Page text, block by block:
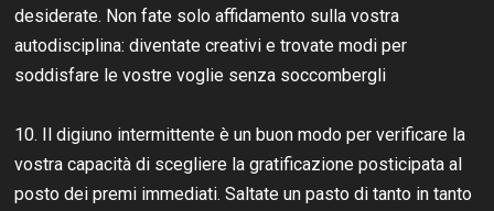
desiderate. Non fate solo affidamento sulla vostra
autodisciplina: diventate creativi e trovate modi per
soddisfare le vostre voglie senza soccombergli
10. Il digiuno intermittente è un buon modo per verificare la
vostra capacità di scegliere la gratificazione posticipata al
posto dei premi immediati. Saltate un pasto di tanto in tanto